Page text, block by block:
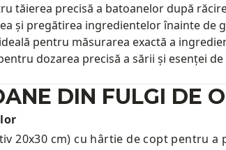
tăierea precisă a batoanelor după
și pregătirea ingredientelor înainte de
pentru măsurarea exactă a
dozarea precisă a sării și esenței de
DIN FULGI DE
20x30 cm) cu hârtie de copt pentru a